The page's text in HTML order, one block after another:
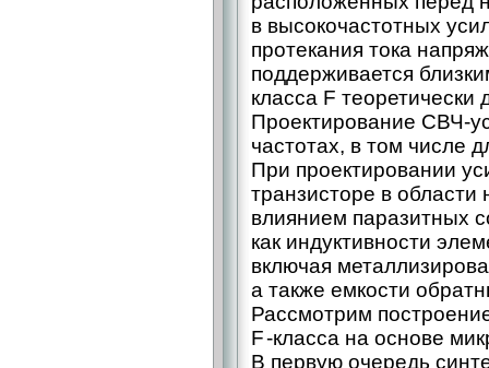
в высокочастотных
протекания тока
поддерживается
класса F
Проектирование СВЧ-
частотах, в том числе
При проектировании
транзисторе в области
влиянием паразитных
как индуктивности
включая
а также емкости
Рассмотрим
F -класса на основе
В первую очередь